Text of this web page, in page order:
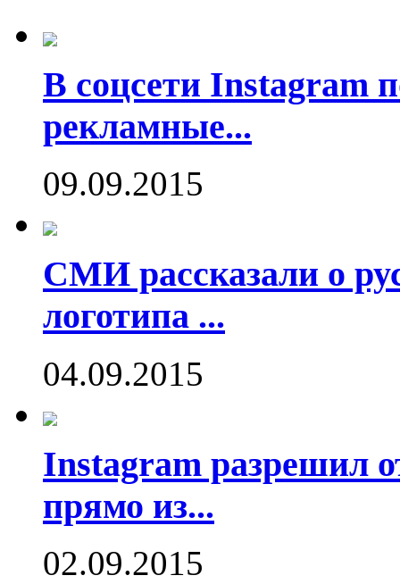
В соцсети Instagram
рекламные...
09.09.2015
СМИ рассказали о
логотипа ...
04.09.2015
Instagram разрешил
прямо из...
02.09.2015